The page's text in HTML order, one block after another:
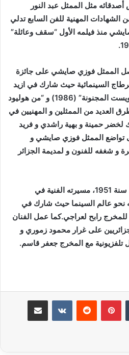
مثل الممثل عبد النور
المهنية للفن السابع تدلي
منذ فيلمه الأول “سقف وعائلة”
الممثل فوزي صايشي على جائزة
السينمائية حيث شارك في ازيد
من 15 فيلما منها “سنوات التويست المجنونة” (1986) و “من هوليود
(1991).كما تطرق العديد من الممثلين و المهنيين في
لخضر حمينة و بهية راشدي و فريد
تواضع الممثل فوزي صايشي و
و شغفه للفنون و لمديمة الجزائر
وبدأ الفنان صايشي، الذي ولد سنة 1951، مسيرته الفنية في
نحو عالم السينما حيث شارك في
“سقف و عائلة” (1982) للمخرج رابح لعراجي.كما عمل الفنان
على غرار محمود زموري و
مع المخرج جعفر قاسم.
بينتيريست